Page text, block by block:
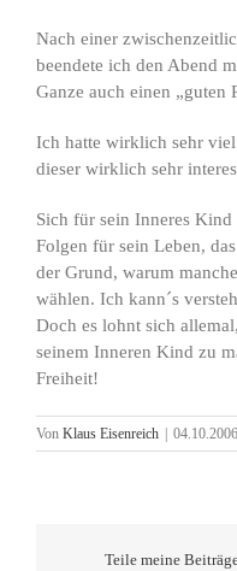
Nach einer
beendete ich den Abend
Ganze auch einen „guten
Ich hatte wirklich sehr
dieser wirklich sehr
Sich für sein Inneres
Folgen für sein Leben,
der Grund, warum
wählen. Ich kann´s
Doch es lohnt sich
seinem Inneren Kind zu
Freiheit!
Von Klaus Eisenreich 04.10.2006
Teile meine